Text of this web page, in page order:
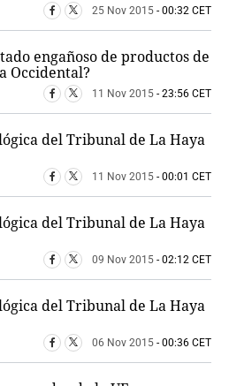
25 Nov 2015 - 00:32 CET
engañoso de productos de
Occidental?
11 Nov 2015 - 23:56 CET
del Tribunal de La Haya
11 Nov 2015 - 00:01 CET
del Tribunal de La Haya
09 Nov 2015 - 02:12 CET
del Tribunal de La Haya
06 Nov 2015 - 00:36 CET